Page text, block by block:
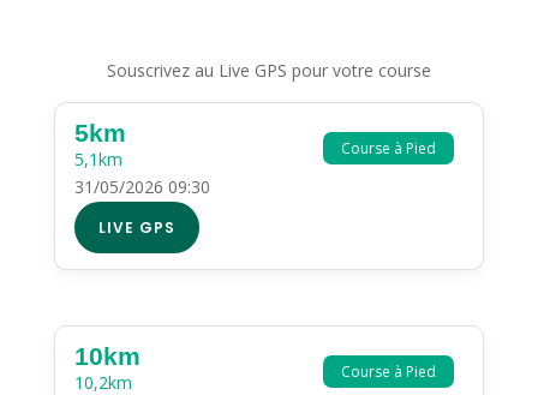
Souscrivez au Live GPS pour votre course
Course à Pied
5km
5,1km
31/05/2026 09:30
LIVE GPS
Course à Pied
10km
10,2km